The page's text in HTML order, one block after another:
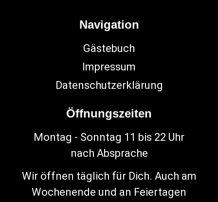
Navigation
Gästebuch
Impressum
Datenschutzerklärung
Öffnungszeiten
Montag - Sonntag 11 bis 22 Uhr
nach Absprache
Wir öffnen täglich für Dich. Auch am
Wochenende und an Feiertagen